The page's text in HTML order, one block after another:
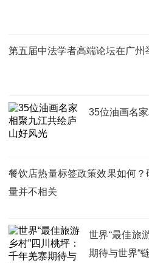
第五届中法学者高端论坛在广州
35位油画名
餐饮店热量标签政策效果如何
量并不相关
世界“最佳旅
期待与世界“